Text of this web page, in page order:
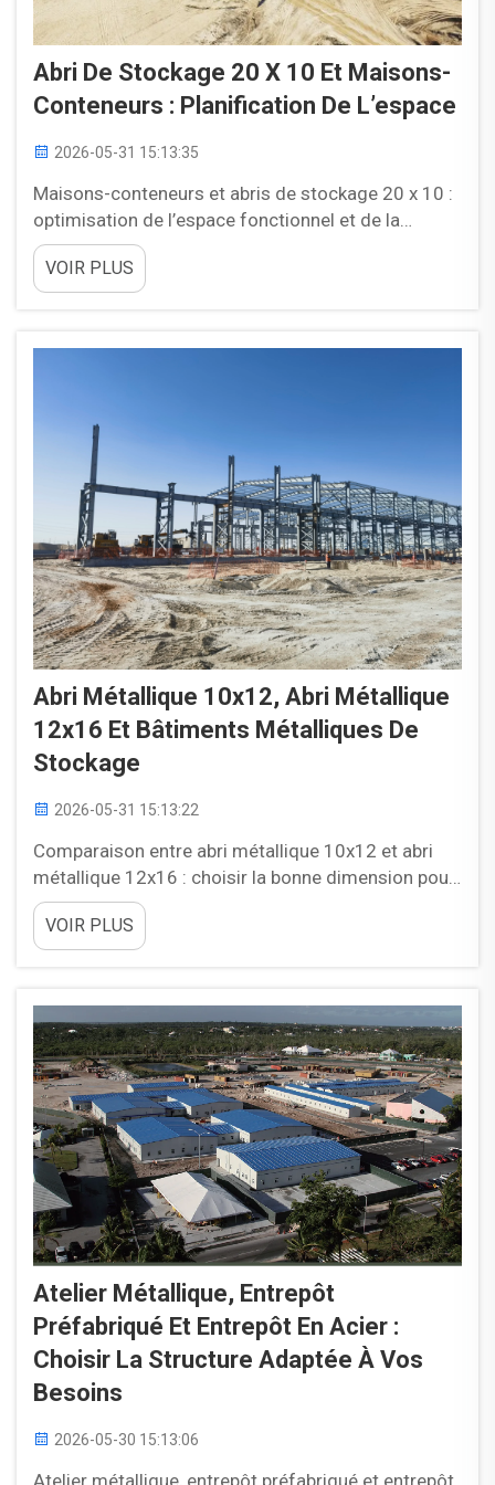
Abri De Stockage 20 X 10 Et Maisons-
Conteneurs : Planification De L’espace
2026-05-31 15:13:35
Maisons-conteneurs et abris de stockage 20 x 10 :
optimisation de l’espace fonctionnel et de la
praticité Lors de la conception d’une structure
compacte, la question de conception la plus
importante n’est pas seulement la superficie au sol
espace peut être utilisé efficacement...
VOIR PLUS
Abri Métallique 10x12, Abri Métallique
12x16 Et Bâtiments Métalliques De
Stockage
2026-05-31 15:13:22
Comparaison entre abri métallique 10x12 et abri
métallique 12x16 : choisir la bonne dimension pour
une utilisation concrète Lors du choix entre un abri
métallique 10x12 et un abri métallique 12x16, la
question la plus importante n’est pas uniquement la
la façon dont vous comptez utiliser le bâtiment.
Les deux...
VOIR PLUS
Atelier Métallique, Entrepôt
Préfabriqué Et Entrepôt En Acier :
Choisir La Structure Adaptée À Vos
Besoins
2026-05-30 15:13:06
Atelier métallique, entrepôt préfabriqué et entrepôt